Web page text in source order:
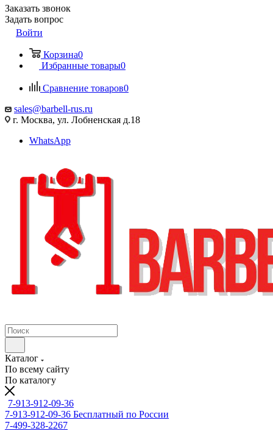
Заказать звонок
Задать вопрос
Войти
Корзина0
Избранные товары0
Сравнение товаров0
sales@barbell-rus.ru
г. Москва, ул. Лобненская д.18
WhatsApp
Каталог
По всему сайту
По каталогу
7-913-912-09-36
7-913-912-09-36 Бесплатный по России
7-499-328-2267